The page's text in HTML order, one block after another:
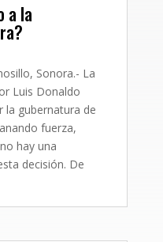
a la
Sonora.- La
Luis Donaldo
la gubernatura de
fuerza,
hay una
decisión. De